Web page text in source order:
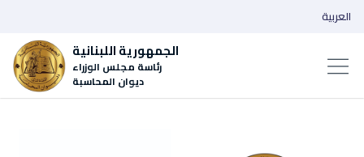
الجمهورية اللبنانية
رئاسة مجلس الوزراء
ديوان المحاسبة
العربية